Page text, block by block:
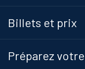
Billets et prix
Préparez